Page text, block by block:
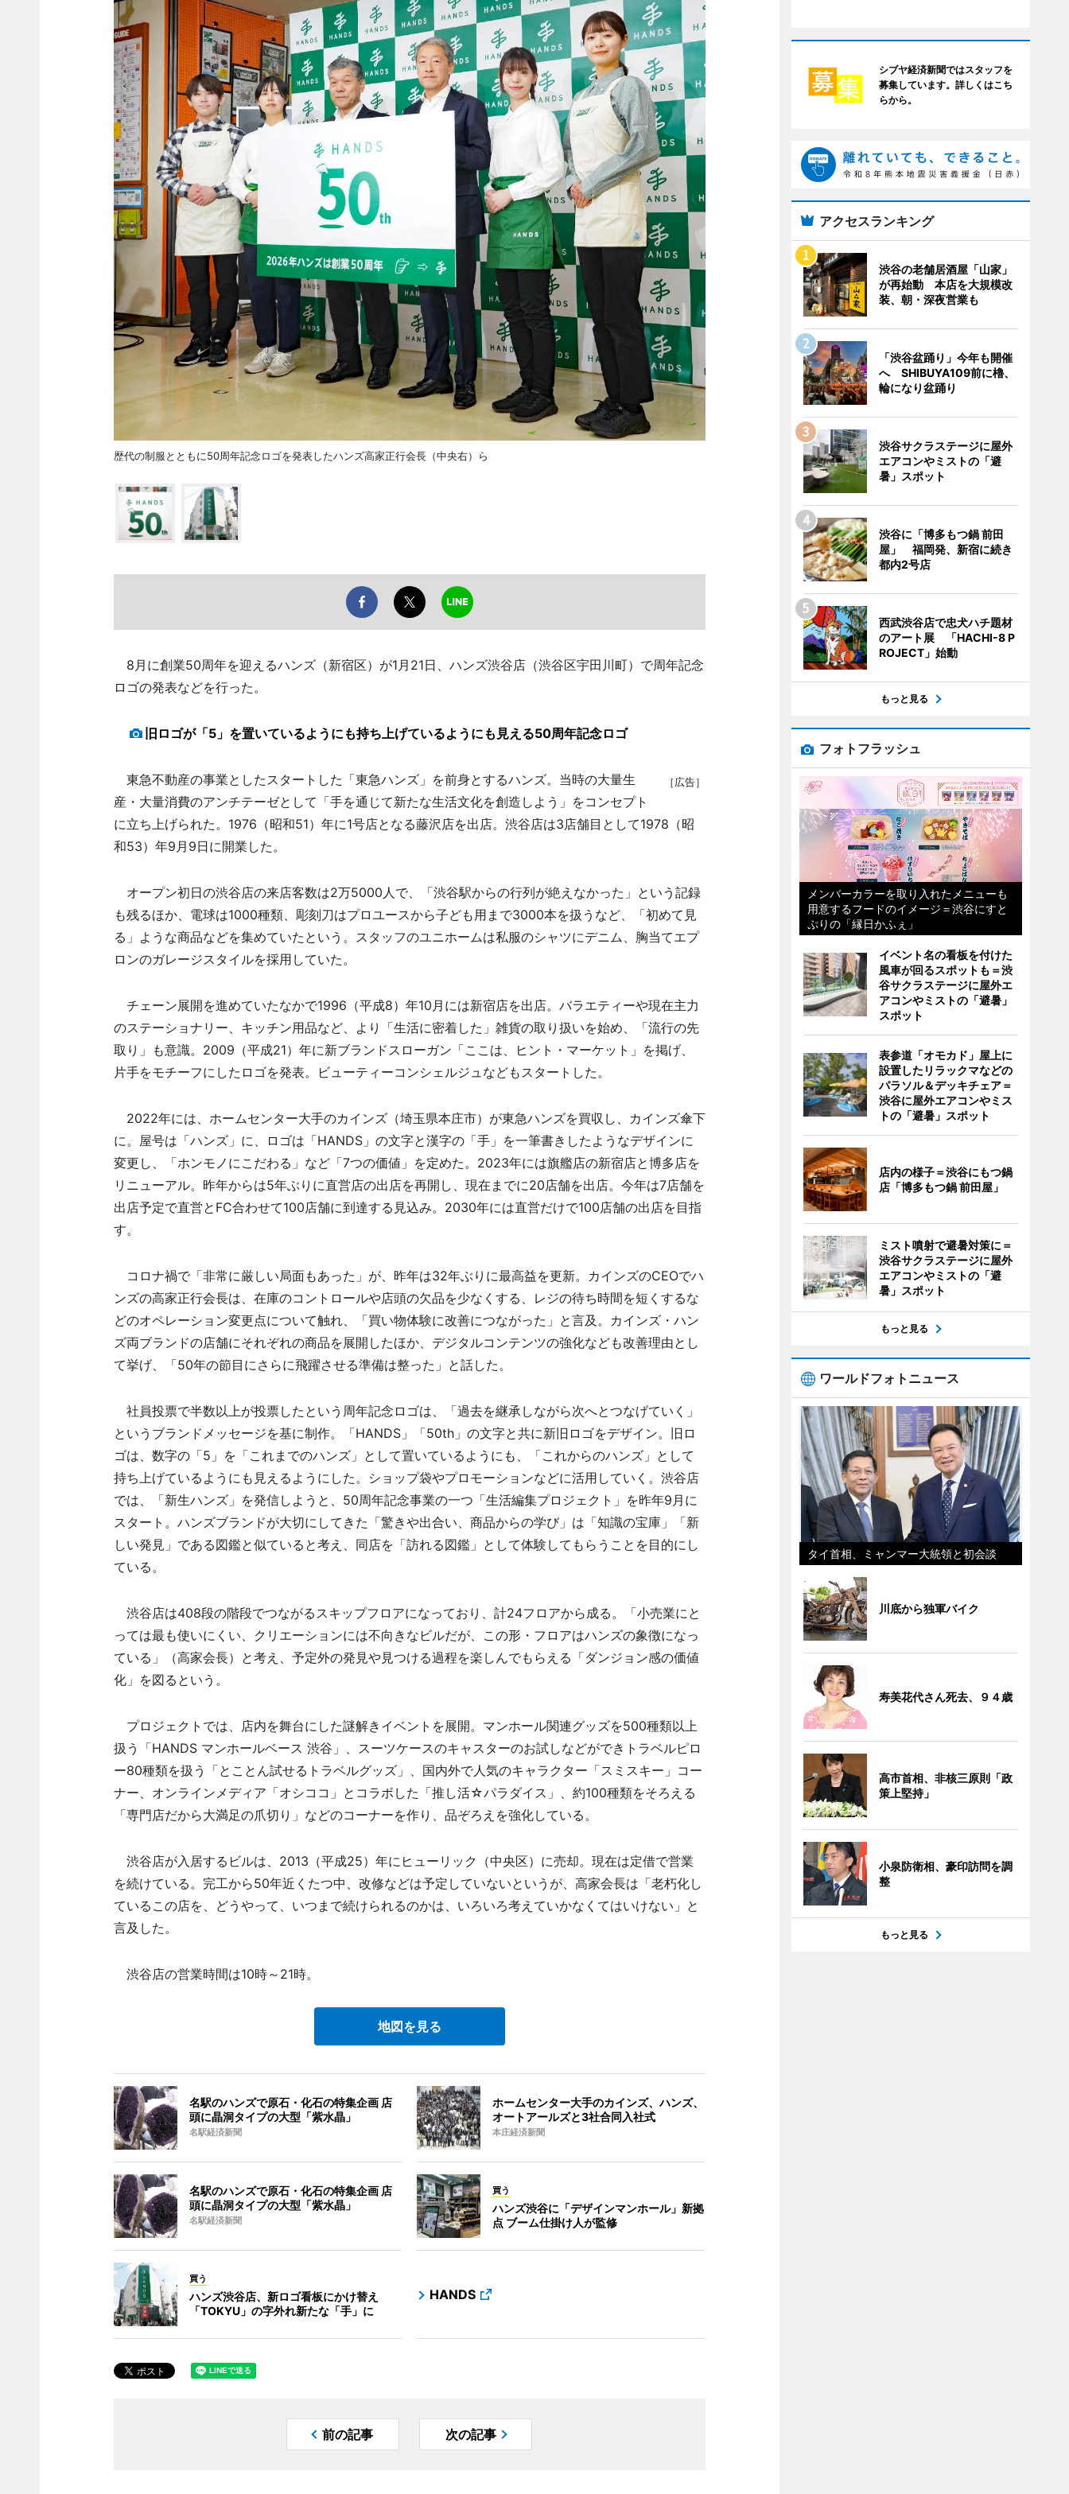
歴代の制服とともに50周年記念ロゴを発表したハンズ高家正行会長（中央右）ら
8月に創業50周年を迎えるハンズ（新宿区）が1月21日、ハンズ渋谷店（渋谷区宇田川町）で周年記念
ロゴの発表などを行った。
旧ロゴが「5」を置いているようにも持ち上げているようにも見える50周年記念ロゴ
［広告］
東急不動産の事業としたスタートした「東急ハンズ」を前身とするハンズ。当時の大量生
産・大量消費のアンチテーゼとして「手を通じて新たな生活文化を創造しよう」をコンセプト
に立ち上げられた。1976（昭和51）年に1号店となる藤沢店を出店。渋谷店は3店舗目として1978（昭
和53）年9月9日に開業した。
オープン初日の渋谷店の来店客数は2万5000人で、「渋谷駅からの行列が絶えなかった」という記録
も残るほか、電球は1000種類、彫刻刀はプロユースから子ども用まで3000本を扱うなど、「初めて見
る」ような商品などを集めていたという。スタッフのユニホームは私服のシャツにデニム、胸当てエプ
ロンのガレージスタイルを採用していた。
チェーン展開を進めていたなかで1996（平成8）年10月には新宿店を出店。バラエティーや現在主力
のステーショナリー、キッチン用品など、より「生活に密着した」雑貨の取り扱いを始め、「流行の先
取り」も意識。2009（平成21）年に新ブランドスローガン「ここは、ヒント・マーケット」を掲げ、
片手をモチーフにしたロゴを発表。ビューティーコンシェルジュなどもスタートした。
2022年には、ホームセンター大手のカインズ（埼玉県本庄市）が東急ハンズを買収し、カインズ傘下
に。屋号は「ハンズ」に、ロゴは「HANDS」の文字と漢字の「手」を一筆書きしたようなデザインに
変更し、「ホンモノにこだわる」など「7つの価値」を定めた。2023年には旗艦店の新宿店と博多店を
リニューアル。昨年からは5年ぶりに直営店の出店を再開し、現在までに20店舗を出店。今年は7店舗を
出店予定で直営とFC合わせて100店舗に到達する見込み。2030年には直営だけで100店舗の出店を目指
す。
コロナ禍で「非常に厳しい局面もあった」が、昨年は32年ぶりに最高益を更新。カインズのCEOでハ
ンズの高家正行会長は、在庫のコントロールや店頭の欠品を少なくする、レジの待ち時間を短くするな
どのオペレーション変更点について触れ、「買い物体験に改善につながった」と言及。カインズ・ハン
ズ両ブランドの店舗にそれぞれの商品を展開したほか、デジタルコンテンツの強化なども改善理由とし
て挙げ、「50年の節目にさらに飛躍させる準備は整った」と話した。
社員投票で半数以上が投票したという周年記念ロゴは、「過去を継承しながら次へとつなげていく」
というブランドメッセージを基に制作。「HANDS」「50th」の文字と共に新旧ロゴをデザイン。旧ロ
ゴは、数字の「5」を「これまでのハンズ」として置いているようにも、「これからのハンズ」として
持ち上げているようにも見えるようにした。ショップ袋やプロモーションなどに活用していく。渋谷店
では、「新生ハンズ」を発信しようと、50周年記念事業の一つ「生活編集プロジェクト」を昨年9月に
スタート。ハンズブランドが大切にしてきた「驚きや出合い、商品からの学び」は「知識の宝庫」「新
しい発見」である図鑑と似ていると考え、同店を「訪れる図鑑」として体験してもらうことを目的にし
ている。
渋谷店は408段の階段でつながるスキップフロアになっており、計24フロアから成る。「小売業にと
っては最も使いにくい、クリエーションには不向きなビルだが、この形・フロアはハンズの象徴になっ
ている」（高家会長）と考え、予定外の発見や見つける過程を楽しんでもらえる「ダンジョン感の価値
化」を図るという。
プロジェクトでは、店内を舞台にした謎解きイベントを展開。マンホール関連グッズを500種類以上
扱う「HANDS マンホールベース 渋谷」、スーツケースのキャスターのお試しなどができトラベルピロ
ー80種類を扱う「とことん試せるトラベルグッズ」、国内外で人気のキャラクター「スミスキー」コー
ナー、オンラインメディア「オシココ」とコラボした「推し活☆パラダイス」、約100種類をそろえる
「専門店だから大満足の爪切り」などのコーナーを作り、品ぞろえを強化している。
渋谷店が入居するビルは、2013（平成25）年にヒューリック（中央区）に売却。現在は定借で営業
を続けている。完工から50年近くたつ中、改修などは予定していないというが、高家会長は「老朽化し
ているこの店を、どうやって、いつまで続けられるのかは、いろいろ考えていかなくてはいけない」と
言及した。
渋谷店の営業時間は10時～21時。
地図を見る
名駅のハンズで原石・化石の特集企画 店
頭に晶洞タイプの大型「紫水晶」
名駅経済新聞
ホームセンター大手のカインズ、ハンズ、
オートアールズと3社合同入社式
本庄経済新聞
名駅のハンズで原石・化石の特集企画 店
頭に晶洞タイプの大型「紫水晶」
名駅経済新聞
買う
ハンズ渋谷に「デザインマンホール」新拠
点 ブーム仕掛け人が監修
買う
ハンズ渋谷店、新ロゴ看板にかけ替え
「TOKYU」の字外れ新たな「手」に
HANDS
前の記事 次の記事
シブヤ経済新聞ではスタッフを
募集しています。詳しくはこち
らから。
アクセスランキング
渋谷の老舗居酒屋「山家」
が再始動 本店を大規模改
装、朝・深夜営業も
「渋谷盆踊り」今年も開催
へ SHIBUYA109前に櫓、
輪になり盆踊り
渋谷サクラステージに屋外
エアコンやミストの「避
暑」スポット
渋谷に「博多もつ鍋 前田
屋」 福岡発、新宿に続き
都内2号店
西武渋谷店で忠犬ハチ題材
のアート展 「HACHI-8 P
ROJECT」始動
もっと見る
フォトフラッシュ
メンバーカラーを取り入れたメニューも
用意するフードのイメージ＝渋谷にすと
ぷりの「縁日かふぇ」
イベント名の看板を付けた
風車が回るスポットも＝渋
谷サクラステージに屋外エ
アコンやミストの「避暑」
スポット
表参道「オモカド」屋上に
設置したリラックマなどの
パラソル＆デッキチェア＝
渋谷に屋外エアコンやミス
トの「避暑」スポット
店内の様子＝渋谷にもつ鍋
店「博多もつ鍋 前田屋」
ミスト噴射で避暑対策に＝
渋谷サクラステージに屋外
エアコンやミストの「避
暑」スポット
もっと見る
ワールドフォトニュース
タイ首相、ミャンマー大統領と初会談
川底から独軍バイク
寿美花代さん死去、９４歳
高市首相、非核三原則「政
策上堅持」
小泉防衛相、豪印訪問を調
整
もっと見る